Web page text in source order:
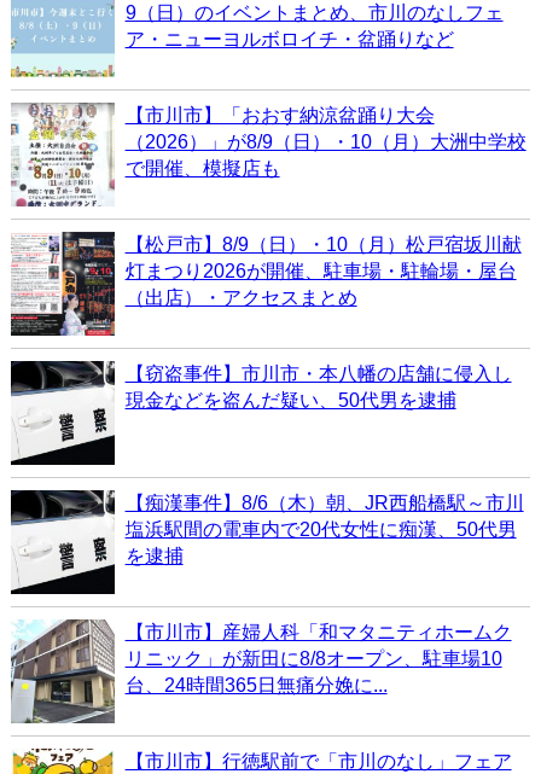
9（日）のイベントまとめ、市川のなしフェ
ア・ニューヨルボロイチ・盆踊りなど
【市川市】「おおす納涼盆踊り大会
（2026）」が8/9（日）・10（月）大洲中学校
で開催、模擬店も
【松戸市】8/9（日）・10（月）松戸宿坂川献
灯まつり2026が開催、駐車場・駐輪場・屋台
（出店）・アクセスまとめ
【窃盗事件】市川市・本八幡の店舗に侵入し
現金などを盗んだ疑い、50代男を逮捕
【痴漢事件】8/6（木）朝、JR西船橋駅～市川
塩浜駅間の電車内で20代女性に痴漢、50代男
を逮捕
【市川市】産婦人科「和マタニティホームク
リニック」が新田に8/8オープン、駐車場10
台、24時間365日無痛分娩に...
【市川市】行徳駅前で「市川のなし」フェア